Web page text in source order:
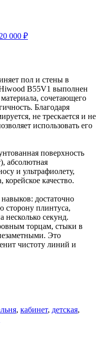
000 ₽
пол и стены в
B55V1 выполнен
сочетающего
Благодаря
не трескается и не
использовать его
поверхность
абсолютная
и ультрафиолету,
корейское качество.
достаточно
сторону плинтуса,
несколько секунд.
торцам, стыки в
Это
чистоту линий и
, кабинет, детская,